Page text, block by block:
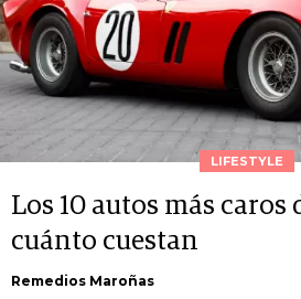
LIFESTYLE
Los 10 autos más caros
cuánto cuestan
Remedios Maroñas